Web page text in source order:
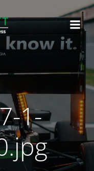
1-